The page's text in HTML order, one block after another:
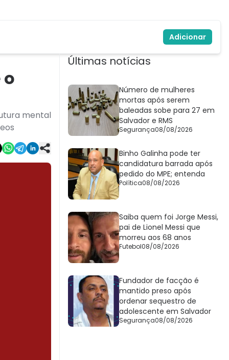
Adicionar
mental
Últimas notícias
Número de mulheres
mortas após serem
baleadas sobe para 27 em
Salvador e RMS
Segurança08/08/2026
Binho Galinha pode ter
candidatura barrada após
pedido do MPE; entenda
Política08/08/2026
Saiba quem foi Jorge Messi,
pai de Lionel Messi que
morreu aos 68 anos
Futebol08/08/2026
Fundador de facção é
mantido preso após
ordenar sequestro de
adolescente em Salvador
Segurança08/08/2026